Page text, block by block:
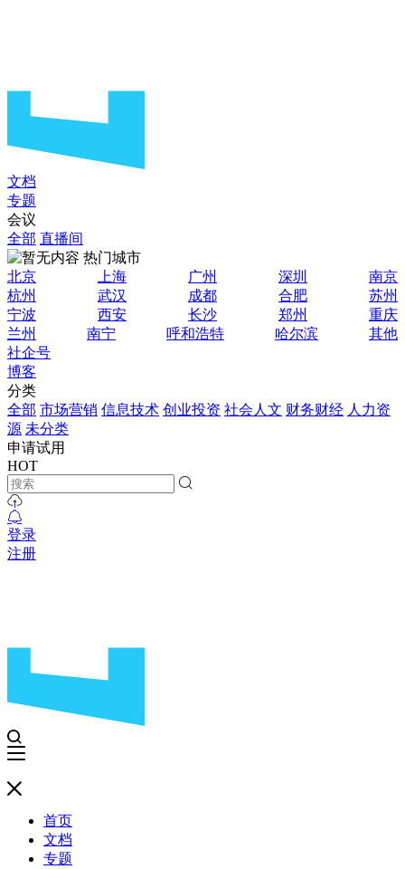
文档
专题
会议
全部 直播间
热门城市
北京
上海 广州 深圳
南京
杭州
武汉 成都 合肥
苏州
宁波
西安 长沙 郑州
重庆
兰州
南宁 呼和浩特 哈尔滨
其他
社企号
博客
分类
全部 市场营销 信息技术 创业投资 社会人文 财务财经 人力资
源 未分类
申请试用
HOT
登录
注册
首页
文档
专题